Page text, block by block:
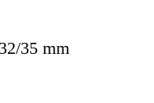
35 mm